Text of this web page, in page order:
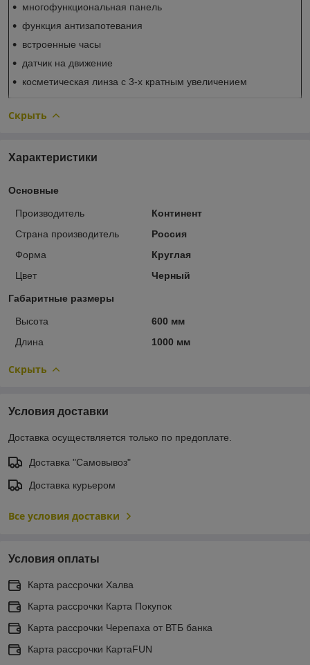
многофункциональная панель
функция антизапотевания
встроенные часы
датчик на движение
косметическая линза с 3-х кратным увеличением
Скрыть
Характеристики
Основные
Производитель
Континент
Страна производитель
Россия
Форма
Круглая
Цвет
Черный
Габаритные размеры
Высота
600 мм
Длина
1000 мм
Скрыть
Условия доставки
Доставка осуществляется только по предоплате.
Доставка "Самовывоз"
Доставка курьером
Все условия доставки
Условия оплаты
Карта рассрочки Халва
Карта рассрочки Карта Покупок
Карта рассрочки Черепаха от ВТБ банка
Карта рассрочки КартаFUN